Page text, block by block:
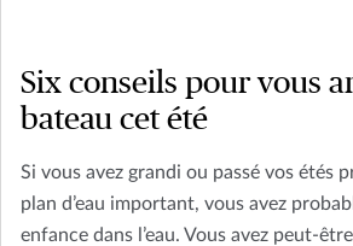
Six conseils pour vous
bateau cet été
Si vous avez grandi ou passé vos étés
plan d’eau important, vous avez
enfance dans l’eau. Vous avez peut-